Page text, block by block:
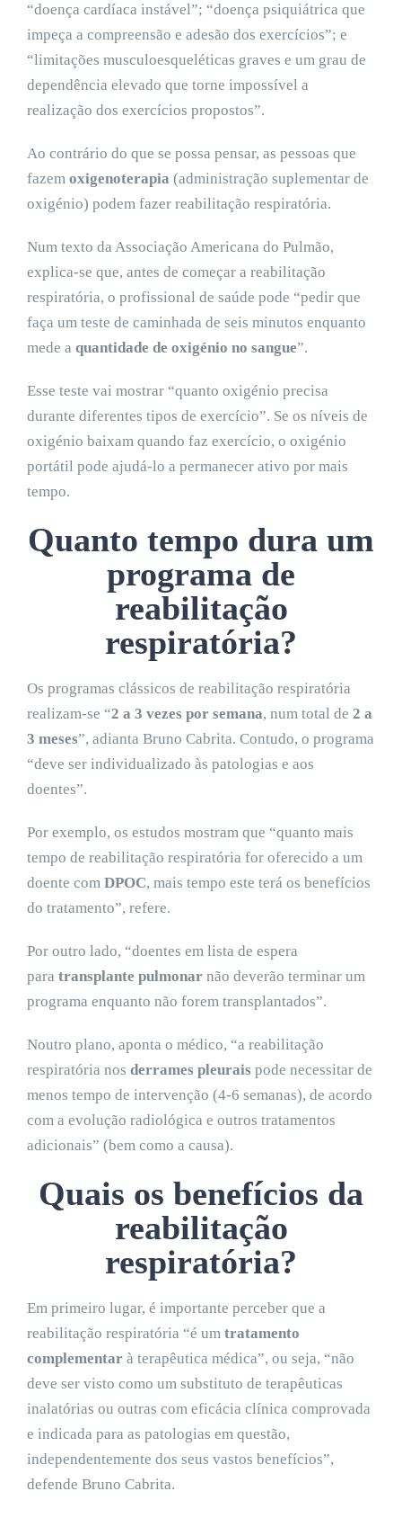
“doença cardíaca instável”; “doença psiquiátrica que
impeça a compreensão e adesão dos exercícios”; e
“limitações musculoesqueléticas graves e um grau de
dependência elevado que torne impossível a
realização dos exercícios propostos”.
Ao contrário do que se possa pensar, as pessoas que
fazem oxigenoterapia (administração suplementar de
oxigénio) podem fazer reabilitação respiratória.
Num texto da Associação Americana do Pulmão,
explica-se que, antes de começar a reabilitação
respiratória, o profissional de saúde pode “pedir que
faça um teste de caminhada de seis minutos enquanto
mede a quantidade de oxigénio no sangue”.
Esse teste vai mostrar “quanto oxigénio precisa
durante diferentes tipos de exercício”. Se os níveis de
oxigénio baixam quando faz exercício, o oxigénio
portátil pode ajudá-lo a permanecer ativo por mais
tempo.
Quanto tempo dura um
programa de
reabilitação
respiratória?
Os programas clássicos de reabilitação respiratória
realizam-se “2 a 3 vezes por semana, num total de 2 a
3 meses”, adianta Bruno Cabrita. Contudo, o programa
“deve ser individualizado às patologias e aos
doentes”.
Por exemplo, os estudos mostram que “quanto mais
tempo de reabilitação respiratória for oferecido a um
doente com DPOC, mais tempo este terá os benefícios
do tratamento”, refere.
Por outro lado, “doentes em lista de espera
para transplante pulmonar não deverão terminar um
programa enquanto não forem transplantados”.
Noutro plano, aponta o médico, “a reabilitação
respiratória nos derrames pleurais pode necessitar de
menos tempo de intervenção (4-6 semanas), de acordo
com a evolução radiológica e outros tratamentos
adicionais” (bem como a causa).
Quais os benefícios da
reabilitação
respiratória?
Em primeiro lugar, é importante perceber que a
reabilitação respiratória “é um tratamento
complementar à terapêutica médica”, ou seja, “não
deve ser visto como um substituto de terapêuticas
inalatórias ou outras com eficácia clínica comprovada
e indicada para as patologias em questão,
independentemente dos seus vastos benefícios”,
defende Bruno Cabrita.